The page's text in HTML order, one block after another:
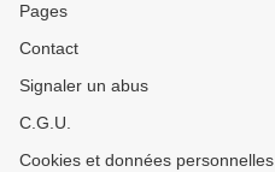
Pages
Contact
Signaler un abus
C.G.U.
Cookies et données personnelles